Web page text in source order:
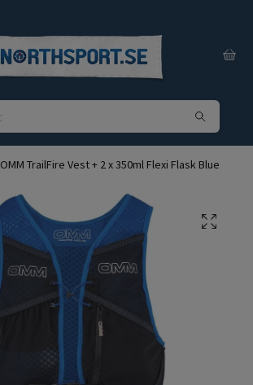
OMM TrailFire Vest + 2 x 350ml Flexi Flask Blue